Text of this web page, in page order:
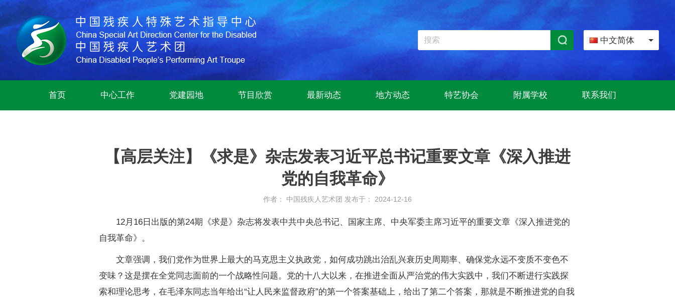
中文简体
首页 中心工作 党建园地 节目欣赏 最新动态 地方动态 特艺协会 附属学校 联系我们
【高层关注】《求是》杂志发表习近平总书记重要文章《深入推进
党的自我革命》
作者： 中国残疾人艺术团 发布于： 2024-12-16
12月16日出版的第24期《求是》杂志将发表中共中央总书记、国家主席、中央军委主席习近平的重要文章《深入推进党的
自我革命》。
文章强调，我们党作为世界上最大的马克思主义执政党，如何成功跳出治乱兴衰历史周期率、确保党永远不变质不变色不
变味？这是摆在全党同志面前的一个战略性问题。党的十八大以来，在推进全面从严治党的伟大实践中，我们不断进行实践探
索和理论思考，在毛泽东同志当年给出“让人民来监督政府”的第一个答案基础上，给出了第二个答案，那就是不断推进党的自我